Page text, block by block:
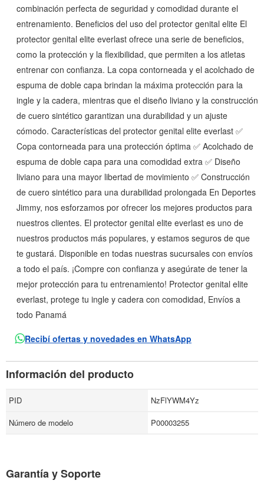
combinación perfecta de seguridad y comodidad durante el
entrenamiento. Beneficios del uso del protector genital elite El
protector genital elite everlast ofrece una serie de beneficios,
como la protección y la flexibilidad, que permiten a los atletas
entrenar con confianza. La copa contorneada y el acolchado de
espuma de doble capa brindan la máxima protección para la
ingle y la cadera, mientras que el diseño liviano y la construcción
de cuero sintético garantizan una durabilidad y un ajuste
cómodo. Características del protector genital elite everlast ✅
Copa contorneada para una protección óptima ✅ Acolchado de
espuma de doble capa para una comodidad extra ✅ Diseño
liviano para una mayor libertad de movimiento ✅ Construcción
de cuero sintético para una durabilidad prolongada En Deportes
Jimmy, nos esforzamos por ofrecer los mejores productos para
nuestros clientes. El protector genital elite everlast es uno de
nuestros productos más populares, y estamos seguros de que
te gustará. Disponible en todas nuestras sucursales con envíos
a todo el país. ¡Compre con confianza y asegúrate de tener la
mejor protección para tu entrenamiento! Protector genital elite
everlast, protege tu ingle y cadera con comodidad, Envíos a
todo Panamá
Recibí ofertas y novedades en WhatsApp
Información del producto
PID
NzFlYWM4Yz
Número de modelo
P00003255
Garantía y Soporte